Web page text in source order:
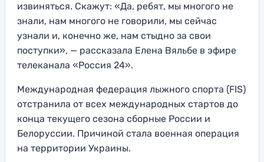
извиняться. Скажут: «Да, ребят, мы многого не
знали, нам многого не говорили, мы сейчас
узнали и, конечно же, нам стыдно за свои
поступки», — рассказала Елена Вяльбе в эфире
телеканала «Россия 24».
Международная федерация лыжного спорта (FIS)
отстранила от всех международных стартов до
конца текущего сезона сборные России и
Белоруссии. Причиной стала военная операция
на территории Украины.